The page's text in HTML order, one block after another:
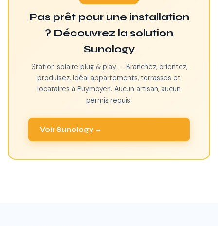
Pas prêt pour une installation
? Découvrez la solution
Sunology
Station solaire plug & play — Branchez, orientez,
produisez. Idéal appartements, terrasses et
locataires à Puymoyen. Aucun artisan, aucun
permis requis.
Voir Sunology →